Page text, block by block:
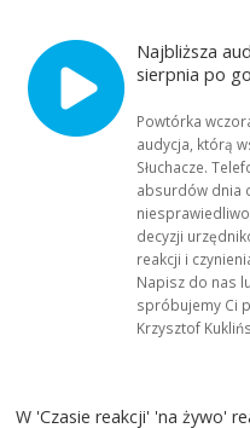
Najbliższa
sierpnia po
Powtórka
audycja, którą
Słuchacze.
absurdów dnia
decyzji
reakcji i
Napisz do nas
spróbujemy Ci
Krzysztof
W 'Czasie reakcji' 'na żywo'